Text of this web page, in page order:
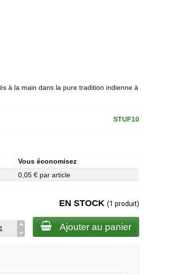
à la main dans la pure tradition indienne à
STUF10
Vous économisez
0,05 € par article
EN STOCK (1 produit)
Ajouter au panier